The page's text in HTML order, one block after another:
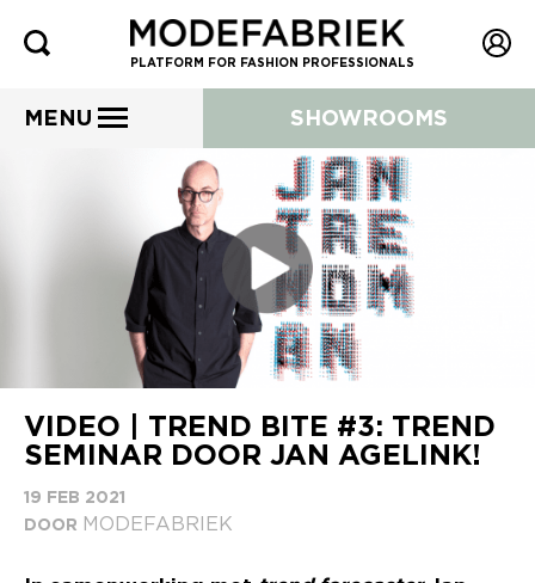
PLATFORM FOR FASHION PROFESSIONALS
MENU SHOWROOMS
VIDEO | TREND BITE #3: TREND
SEMINAR DOOR JAN AGELINK!
19 FEB 2021
DOOR MODEFABRIEK